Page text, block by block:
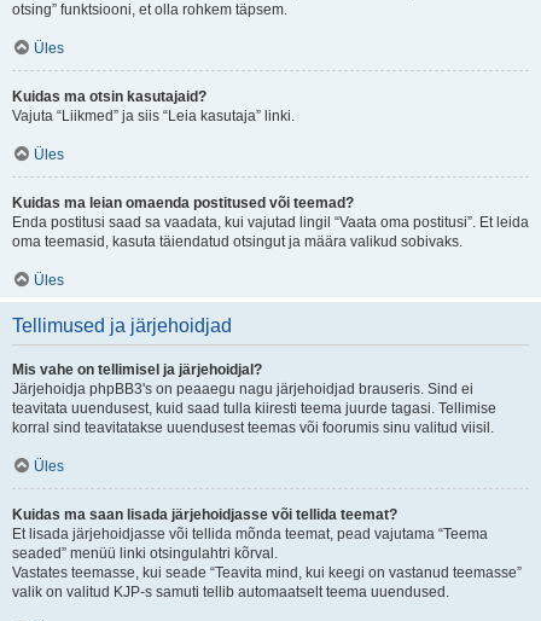
otsing” funktsiooni, et olla rohkem täpsem.
Üles
Kuidas ma otsin kasutajaid?
Vajuta “Liikmed” ja siis “Leia kasutaja” linki.
Üles
Kuidas ma leian omaenda postitused või teemad?
Enda postitusi saad sa vaadata, kui vajutad lingil “Vaata oma postitusi”. Et leida
oma teemasid, kasuta täiendatud otsingut ja määra valikud sobivaks.
Üles
Tellimused ja järjehoidjad
Mis vahe on tellimisel ja järjehoidjal?
Järjehoidja phpBB3's on peaaegu nagu järjehoidjad brauseris. Sind ei
teavitata uuendusest, kuid saad tulla kiiresti teema juurde tagasi. Tellimise
korral sind teavitatakse uuendusest teemas või foorumis sinu valitud viisil.
Üles
Kuidas ma saan lisada järjehoidjasse või tellida teemat?
Et lisada järjehoidjasse või tellida mõnda teemat, pead vajutama “Teema
seaded” menüü linki otsingulahtri kõrval.
Vastates teemasse, kui seade “Teavita mind, kui keegi on vastanud teemasse”
valik on valitud KJP-s samuti tellib automaatselt teema uuendused.